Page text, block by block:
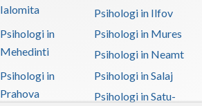
Ialomita
Psihologi in Ilfov
Psihologi in
Mehedinti
Psihologi in Mures
Psihologi in Neamt
Psihologi in
Prahova
Psihologi in Salaj
Psihologi in Satu-